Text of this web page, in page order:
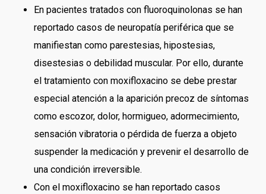
En pacientes tratados con fluoroquinolonas se han
reportado casos de neuropatía periférica que se
manifiestan como parestesias, hipostesias,
disestesias o debilidad muscular. Por ello, durante
el tratamiento con moxifloxacino se debe prestar
especial atención a la aparición precoz de síntomas
como escozor, dolor, hormigueo, adormecimiento,
sensación vibratoria o pérdida de fuerza a objeto
suspender la medicación y prevenir el desarrollo de
una condición irreversible.
Con el moxifloxacino se han reportado casos